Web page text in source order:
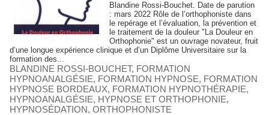
Blandine Rossi-Bouchet. Date de parution
: mars 2022 Rôle de l’orthophoniste dans
le repérage et l’évaluation, la prévention et
le traitement de la douleur "La Douleur en
Orthophonie" est un ouvrage novateur, fruit
d’une longue expérience clinique et d’un Diplôme Universitaire sur la
formation des...
BLANDINE ROSSI-BOUCHET, FORMATION
HYPNOANALGÉSIE, FORMATION HYPNOSE, FORMATION
HYPNOSE BORDEAUX, FORMATION HYPNOTHÉRAPIE,
HYPNOANALGÉSIE, HYPNOSE ET ORTHOPHONIE,
HYPNOSÉDATION, ORTHOPHONISTE